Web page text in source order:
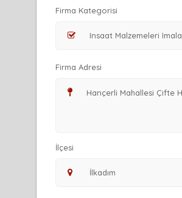
Firma Kategorisi
Firma Adresi
İlçesi